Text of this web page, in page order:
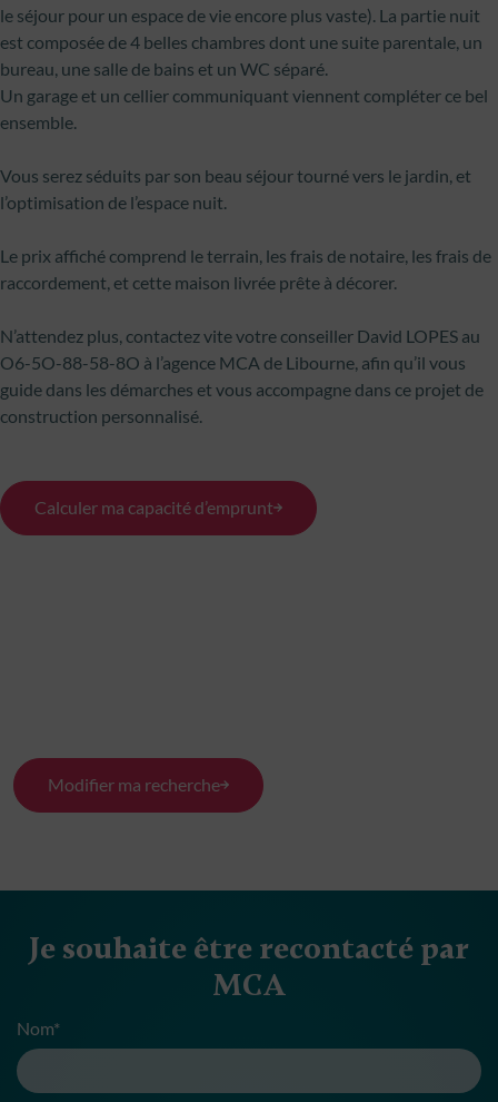
le séjour pour un espace de vie encore plus vaste). La partie nuit
est composée de 4 belles chambres dont une suite parentale, un
bureau, une salle de bains et un WC séparé.
Un garage et un cellier communiquant viennent compléter ce bel
ensemble.
Vous serez séduits par son beau séjour tourné vers le jardin, et
l’optimisation de l’espace nuit.
Le prix affiché comprend le terrain, les frais de notaire, les frais de
raccordement, et cette maison livrée prête à décorer.
N’attendez plus, contactez vite votre conseiller David LOPES au
O6-5O-88-58-8O à l’agence MCA de Libourne, afin qu’il vous
guide dans les démarches et vous accompagne dans ce projet de
construction personnalisé.
Calculer ma capacité d’emprunt
Modifier ma recherche
Je souhaite être recontacté par
MCA
Nom*